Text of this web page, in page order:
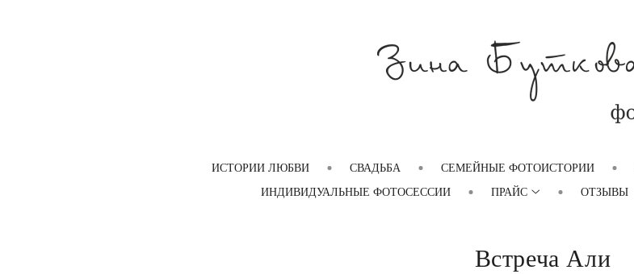
ИСТОРИИ ЛЮБВИ СВАДЬБА СЕМЕЙНЫЕ ФОТОИСТОРИИ
ИНДИВИДУАЛЬНЫЕ ФОТОСЕССИИ
ПРАЙС ОТЗЫВЫ
Встреча Али